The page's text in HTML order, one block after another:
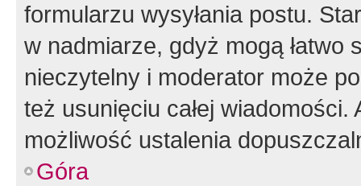
formularzu wysyłania postu.
w nadmiarze, gdyż mogą
nieczytelny i moderator może
też usunięciu całej
możliwość ustalenia
Góra